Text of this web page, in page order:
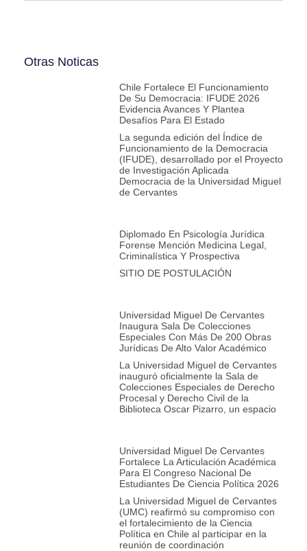
Otras Noticas
Chile Fortalece El Funcionamiento
De Su Democracia: IFUDE 2026
Evidencia Avances Y Plantea
Desafíos Para El Estado
La segunda edición del Índice de
Funcionamiento de la Democracia
(IFUDE), desarrollado por el Proyecto
de Investigación Aplicada
Democracia de la Universidad Miguel
de Cervantes
Diplomado En Psicología Jurídica
Forense Mención Medicina Legal,
Criminalística Y Prospectiva
SITIO DE POSTULACIÓN
Universidad Miguel De Cervantes
Inaugura Sala De Colecciones
Especiales Con Más De 200 Obras
Jurídicas De Alto Valor Académico
La Universidad Miguel de Cervantes
inauguró oficialmente la Sala de
Colecciones Especiales de Derecho
Procesal y Derecho Civil de la
Biblioteca Oscar Pizarro, un espacio
Universidad Miguel De Cervantes
Fortalece La Articulación Académica
Para El Congreso Nacional De
Estudiantes De Ciencia Política 2026
La Universidad Miguel de Cervantes
(UMC) reafirmó su compromiso con
el fortalecimiento de la Ciencia
Política en Chile al participar en la
reunión de coordinación